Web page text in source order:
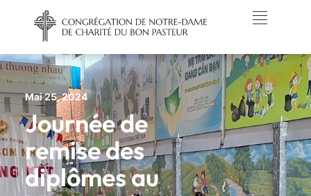
Mai 25, 2024
Journée de
remise des
diplômes au